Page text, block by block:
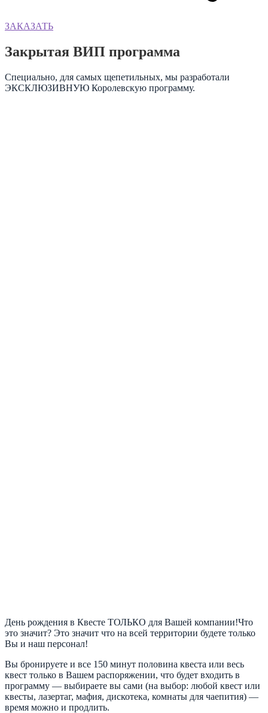
ЗАКАЗАТЬ
Закрытая ВИП программа
Специально, для самых щепетильных, мы разработали
ЭКСКЛЮЗИВНУЮ Королевскую программу.
День рождения в Квесте ТОЛЬКО для Вашей компании!Что
это значит? Это значит что на всей территории будете только
Вы и наш персонал!
Вы бронируете и все 150 минут половина квеста или весь
квест только в Вашем распоряжении, что будет входить в
программу — выбираете вы сами (на выбор: любой квест или
квесты, лазертаг, мафия, дискотека, комнаты для чаепития) —
время можно и продлить.